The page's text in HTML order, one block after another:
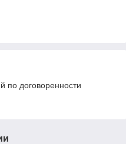
по договоренности